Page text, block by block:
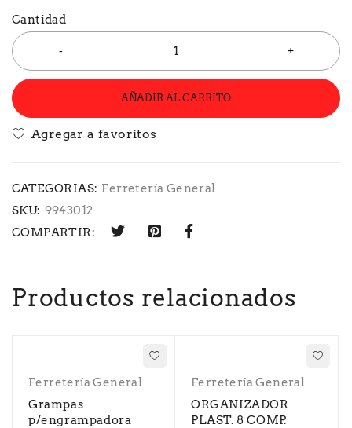
Cantidad
AÑADIR AL CARRITO
CATEGORIAS: Ferretería General
SKU: 9943012
COMPARTIR:
Productos relacionados
Ferretería General
Grampas
p/engrampadora
Ferretería General
ORGANIZADOR
PLAST. 8 COMP.